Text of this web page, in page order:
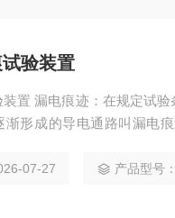
验装置
置 漏电痕迹：在规定试
渐形成的导电通路叫漏电
，判断在几个周期内试样
07-27 产品型号